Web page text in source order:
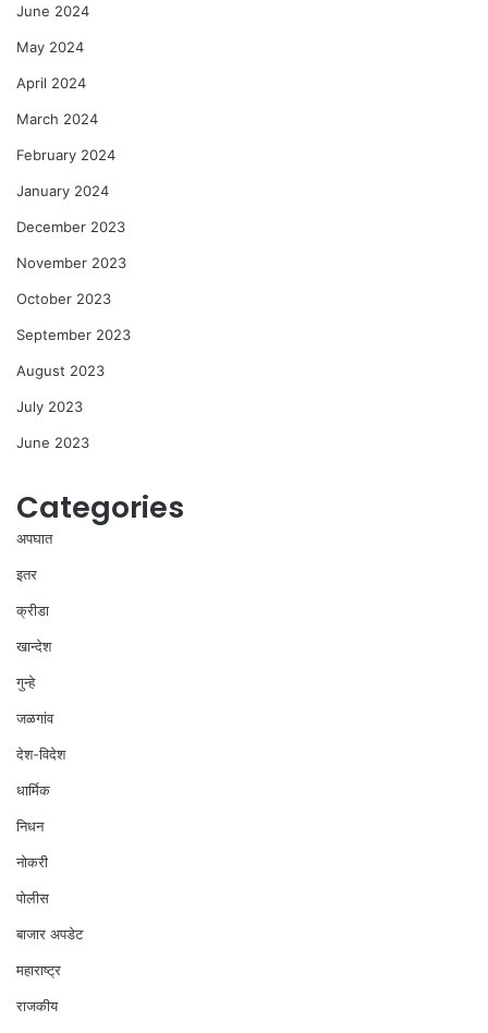
June 2024
May 2024
April 2024
March 2024
February 2024
January 2024
December 2023
November 2023
October 2023
September 2023
August 2023
July 2023
June 2023
Categories
अपघात
इतर
क्रीडा
खान्देश
गुन्हे
जळगांव
देश-विदेश
धार्मिक
निधन
नोकरी
पोलीस
बाजार अपडेट
महाराष्ट्र
राजकीय